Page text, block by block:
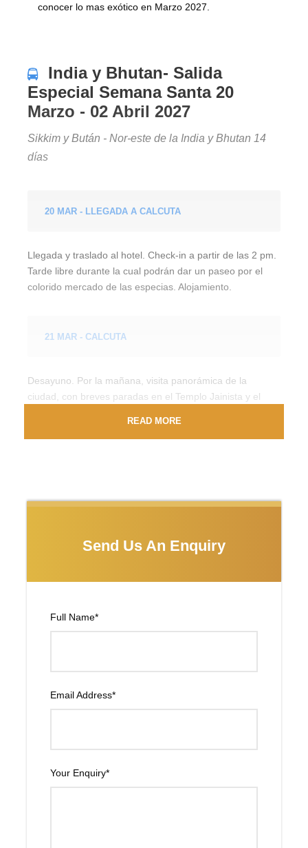
Send Us An Enquiry
Full Name*
Email Address*
Your Enquiry*
conocer lo mas exótico en Marzo 2027.
India y Bhutan- Salida
Especial Semana Santa 20
Marzo - 02 Abril 2027
Sikkim y Bután - Nor-este de la India y Bhutan 14
días
20 MAR - LLEGADA A CALCUTA
Llegada y traslado al hotel. Check-in a partir de las 2 pm.
Tarde libre durante la cual podrán dar un paseo por el
colorido mercado de las especias. Alojamiento.
21 MAR - CALCUTA
Desayuno. Por la mañana, visita panorámica de la
ciudad, con breves paradas en el Templo Jainista y el
Media pensión. Salida en vuelo a Bagdogra y
continuación por carretera a través de un paisaje
situada a 2.123 m. de altitud. Darjeeling es famoso
camino a una plantación. Cena en el hotel.
Pensión completa. Por la mañana temprano iremos hasta
Continuación con la visita del parque zoológico y del
Instituto de montañismo, donde se puede ver una estatua
READ MORE